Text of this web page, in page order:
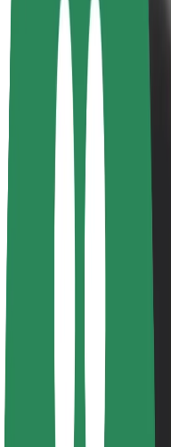
Bolt Plus
Colabora con Bolt
Conductores
Ingresos de
Repartidores
Ingresos de
Comercios de
Sostenibilidad
Project Zero